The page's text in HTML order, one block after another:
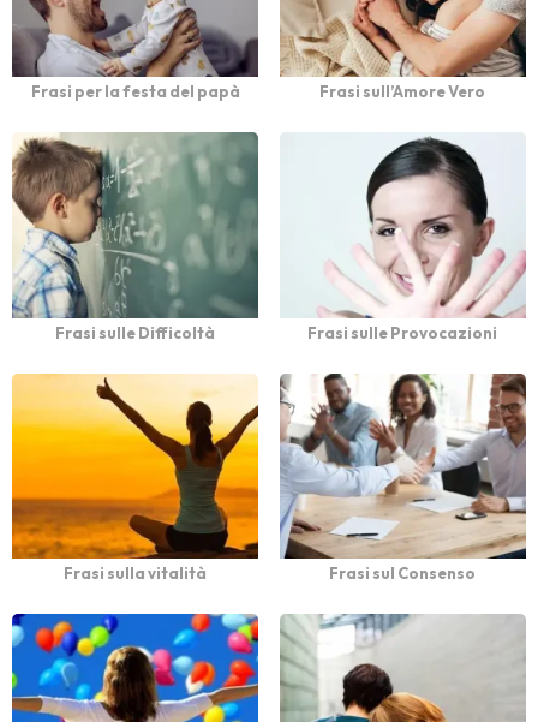
Frasi per la festa del papà Frasi sull’Amore Vero
Frasi sulle Difficoltà Frasi sulle Provocazioni
Frasi sulla vitalità Frasi sul Consenso